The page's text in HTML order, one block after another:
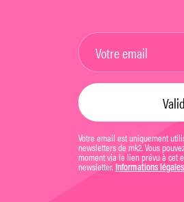
Votre email est uniquement
newsletters de mk2. Vous
moment via le lien prévu à cet
newsletter. Informations légales